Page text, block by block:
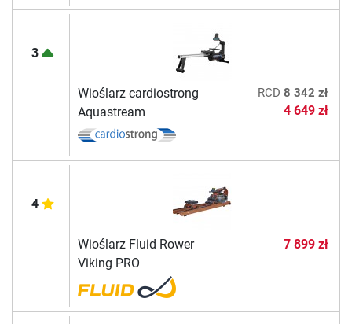
3
Wioślarz cardiostrong
Aquastream
RCD 8 342 zł
4 649 zł
4
Wioślarz Fluid Rower
Viking PRO
7 899 zł